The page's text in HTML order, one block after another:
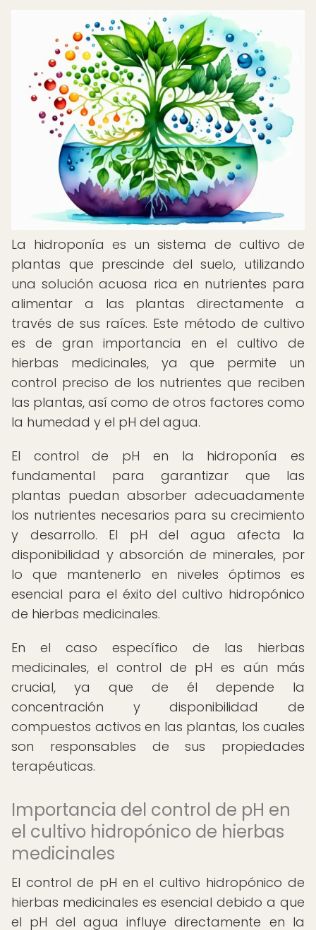
La hidroponía es un sistema de cultivo de
plantas que prescinde del suelo, utilizando
una solución acuosa rica en nutrientes para
alimentar a las plantas directamente a
través de sus raíces. Este método de cultivo
es de gran importancia en el cultivo de
hierbas medicinales, ya que permite un
control preciso de los nutrientes que reciben
las plantas, así como de otros factores como
la humedad y el pH del agua.
El control de pH en la hidroponía es
fundamental para garantizar que las
plantas puedan absorber adecuadamente
los nutrientes necesarios para su crecimiento
y desarrollo. El pH del agua afecta la
disponibilidad y absorción de minerales, por
lo que mantenerlo en niveles óptimos es
esencial para el éxito del cultivo hidropónico
de hierbas medicinales.
En el caso específico de las hierbas
medicinales, el control de pH es aún más
crucial, ya que de él depende la
concentración y disponibilidad de
compuestos activos en las plantas, los cuales
son responsables de sus propiedades
terapéuticas.
Importancia del control de pH en
el cultivo hidropónico de hierbas
medicinales
El control de pH en el cultivo hidropónico de
hierbas medicinales es esencial debido a que
el pH del agua influye directamente en la